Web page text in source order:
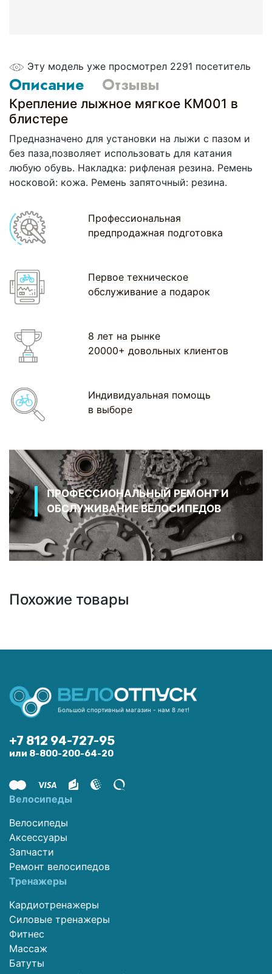
Эту модель уже просмотрел 2291 посетитель
Описание Отзывы
Крепление лыжное мягкое КМ001 в
блистере
Предназначено для установки на лыжи с пазом и
без паза,позволяет использовать для катания
любую обувь. Накладка: рифленая резина. Ремень
носковой: кожа. Ремень запяточный: резина.
Профессиональная
предпродажная подготовка
Первое техническое
обслуживание а подарок
8 лет на рынке
20000+ довольных клиентов
Индивидуальная помощь
в выборе
ПРОФЕССИОНАЛЬНЫЙ РЕМОНТ И
ОБСЛУЖИВАНИЕ ВЕЛОСИПЕДОВ
Похожие товары
Большой спортивный магазин - нам 8 лет!
+7 812 94-727-95
или 8-800-200-64-20
Велосипеды
Велосипеды
Аксессуары
Запчасти
Ремонт велосипедов
Тренажеры
Кардиотренажеры
Силовые тренажеры
Фитнес
Массаж
Батуты